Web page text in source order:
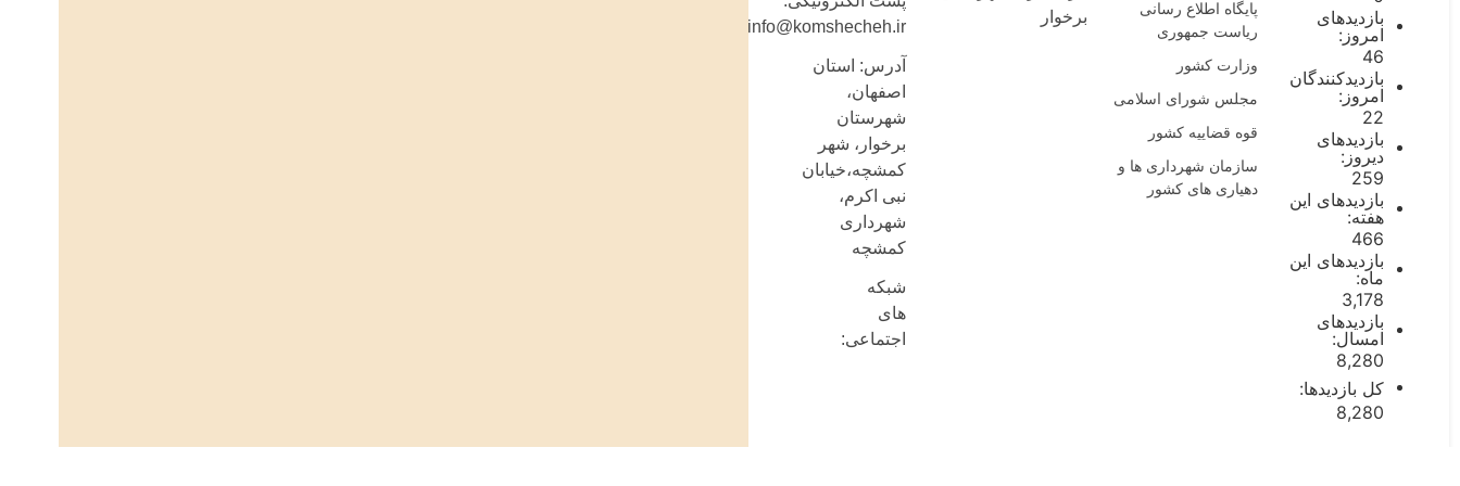
بازدیدهای
امروز:
46
بازدیدکنندگان
امروز:
22
بازدیدهای
دیروز:
259
بازدیدهای این
هفته:
466
بازدیدهای این
ماه:
3,178
بازدیدهای
امسال:
8,280
کل بازدیدها:
8,280
پایگاه اطلاع رسانی
ریاست جمهوری
وزارت کشور
مجلس شورای اسلامی
قوه قضاییه کشور
سازمان شهرداری ها و
دهیاری های کشور
برخوار
info@komshecheh.ir
آدرس: استان
اصفهان،
شهرستان
برخوار، شهر
کمشچه،خیابان
نبی اکرم،
شهرداری
کمشچه
شبکه
های
اجتماعی: